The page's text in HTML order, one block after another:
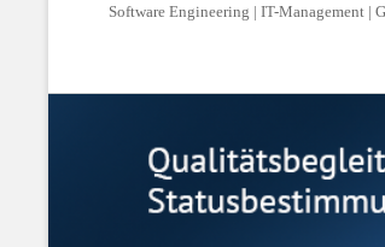
Software Engineering | IT-Management |